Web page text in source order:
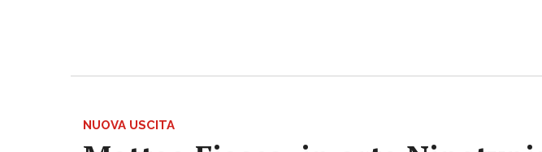
NUOVA USCITA